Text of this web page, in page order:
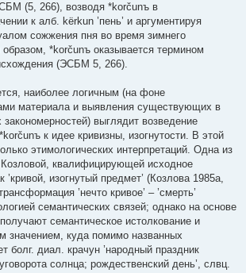
(5, 266), возводя *korčunъ в
к алб. kërkun ’пень’ и аргументируя
сожжения пня во время зимнего
*korčunъ оказывается термином
(ЭСБМ 5, 266).
наиболее логичным (на фоне
материала и выявления существующих в
закономерностей) выглядит возведение
к идее кривизны, изогнутости. В этой
этимологических интерпретаций. Одна из
квалифицирующей исходное
’кривой, изогнутый предмет’ (Козлова 1985а,
’нечто кривое’ – ’смерть’
семантических связей; однако на основе
семантическое истолкование и
значением, куда помимо названных
болг. диал. крачун ’народный праздник
солнца; рождественский день’, слвц.